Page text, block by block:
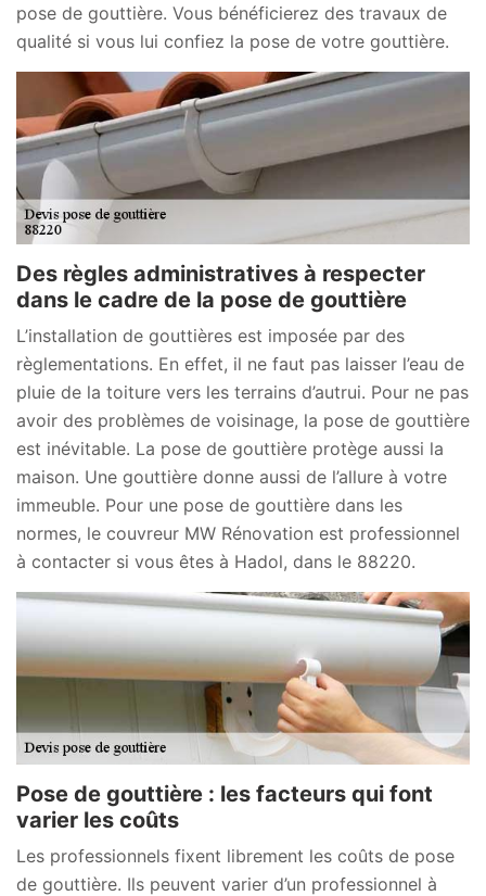
pose de gouttière. Vous bénéficierez des travaux de
qualité si vous lui confiez la pose de votre gouttière.
Des règles administratives à respecter
dans le cadre de la pose de gouttière
L’installation de gouttières est imposée par des
règlementations. En effet, il ne faut pas laisser l’eau de
pluie de la toiture vers les terrains d’autrui. Pour ne pas
avoir des problèmes de voisinage, la pose de gouttière
est inévitable. La pose de gouttière protège aussi la
maison. Une gouttière donne aussi de l’allure à votre
immeuble. Pour une pose de gouttière dans les
normes, le couvreur MW Rénovation est professionnel
à contacter si vous êtes à Hadol, dans le 88220.
Pose de gouttière : les facteurs qui font
varier les coûts
Les professionnels fixent librement les coûts de pose
de gouttière. Ils peuvent varier d’un professionnel à